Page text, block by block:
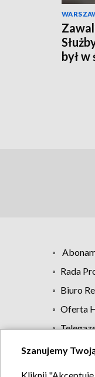
był w
Rada
Biuro
Oferta
Szanujemy